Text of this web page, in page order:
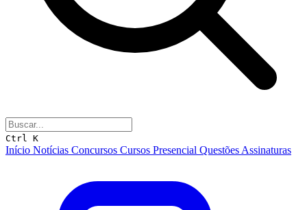
Ctrl K
Início Notícias Concursos Cursos Presencial Questões Assinaturas